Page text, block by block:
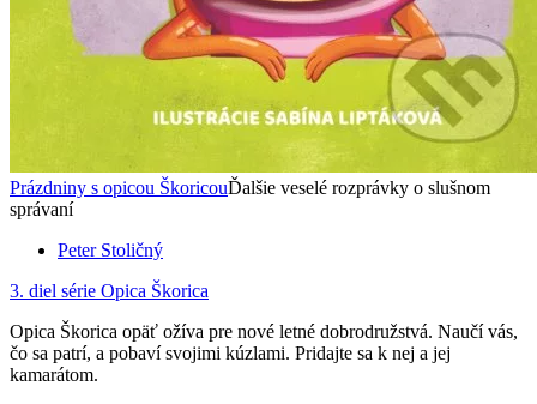
Prázdniny s opicou ŠkoricouĎalšie veselé rozprávky o slušnom
správaní
Peter Stoličný
3. diel série Opica Škorica
Opica Škorica opäť ožíva pre nové letné dobrodružstvá. Naučí vás,
čo sa patrí, a pobaví svojimi kúzlami. Pridajte sa k nej a jej
kamarátom.